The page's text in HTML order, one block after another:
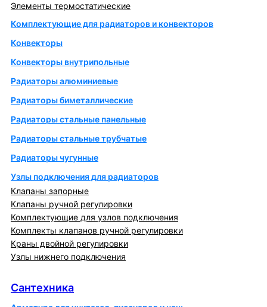
Элементы термостатические
Комплектующие для радиаторов и конвекторов
Конвекторы
Конвекторы внутрипольные
Радиаторы алюминиевые
Радиаторы биметаллические
Радиаторы стальные панельные
Радиаторы стальные трубчатые
Радиаторы чугунные
Узлы подключения для радиаторов
Клапаны запорные
Клапаны ручной регулировки
Комплектующие для узлов подключения
Комплекты клапанов ручной регулировки
Краны двойной регулировки
Узлы нижнего подключения
Сантехника